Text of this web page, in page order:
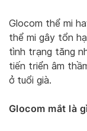
Glocom thể mi
thể mi gây tổn
tình trạng tăng
tiến triển âm
ở tuổi già.
Glocom mắt là